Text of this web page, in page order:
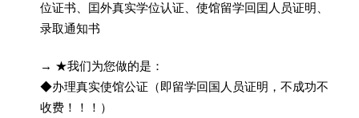
位证书、囯外真实学位认证、使馆留学回囯人员证明、
录取通知书
→ ★我们为您做的是：
◆办理真实使馆公证（即留学回国人员证明，不成功不
收费！！！）